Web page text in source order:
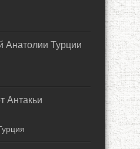
Анатолии Турции
Антакьи